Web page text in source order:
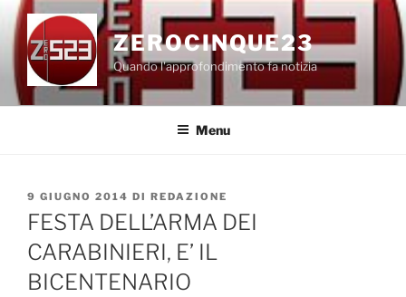
Salta
contenuto
ZEROCINQUE23
Quando l'approfondimento fa notizia
Menu
PUBBLICATO
IL
9 GIUGNO 2014 DI REDAZIONE
FESTA DELL’ARMA DEI
CARABINIERI, E’ IL
BICENTENARIO